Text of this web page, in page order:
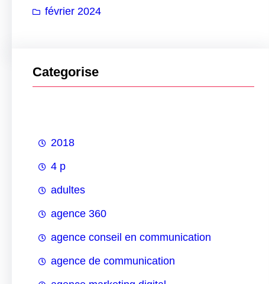
février 2024
Categorise
2018
4 p
adultes
agence 360
agence conseil en communication
agence de communication